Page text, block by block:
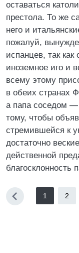
оставаться
престола. То же
него и
пожалуй,
испанцев, так как
иноземное иго и
всему этому
в обеих странах
а папа соседом —
тому, чтобы
стремившейся к
достаточно
действенной
благосклонность
1 2